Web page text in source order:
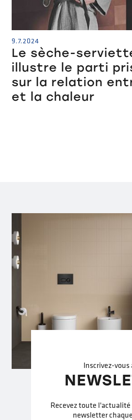
9.7.2024
Le sèche-
illustre le parti
sur la relation
et la chaleur
Inscrivez-vous
Recevez toute l'actualité
newsletter